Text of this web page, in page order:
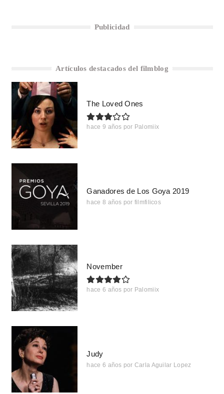
Publicidad
Artículos destacados del filmblog
The Loved Ones
hace 9 años por Palomiix
Ganadores de Los Goya 2019
hace 8 años por filmfilicos
November
hace 6 años por Palomiix
Judy
hace 6 años por Carla Aguilar Lopez